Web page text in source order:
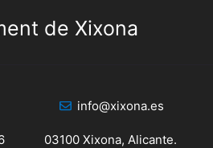
de Xixona
info@xixona.es
03100 Xixona, Alicante.